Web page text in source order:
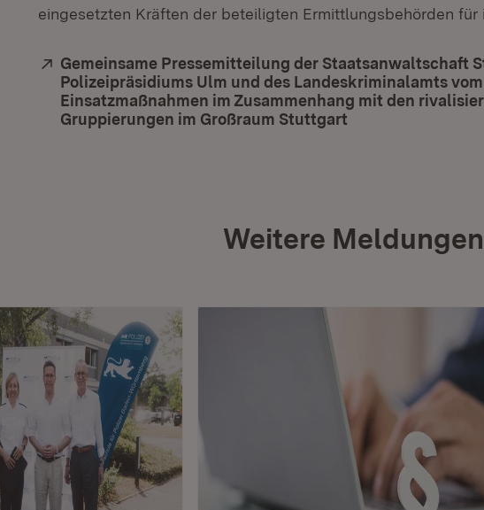
eingesetzten Kräften der beteiligten Ermittlungsbehörden für
Extern:
Gemeinsame Pressemitteilung der Staatsanwaltschaft
Polizeipräsidiums Ulm und des Landeskriminalamts vom
Einsatzmaßnahmen im Zusammenhang mit den
Gruppierungen im Großraum Stuttgart
Weitere Meldungen